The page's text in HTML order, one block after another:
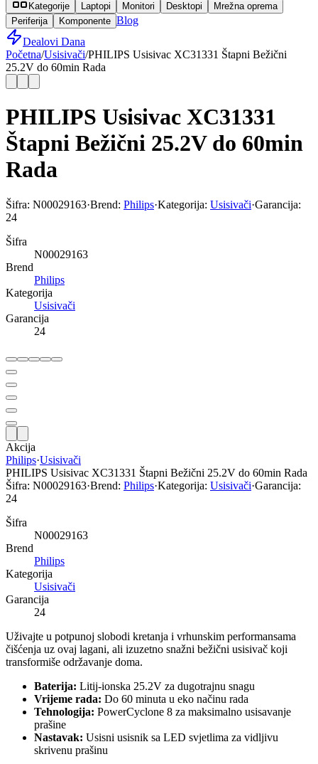
Kategorije Laptopi Monitori Desktopi
Mrežna oprema
Periferija
Komponente Blog
Dealovi Dana
Početna/Usisivači/PHILIPS Usisivac XC31331 Štapni Bežični
25.2V do 60min Rada
PHILIPS Usisivac XC31331
Štapni Bežični 25.2V do 60min
Rada
Šifra: N00029163·Brend: Philips·Kategorija: Usisivači·Garancija:
24
Šifra
N00029163
Brend
Philips
Kategorija
Usisivači
Garancija
24
Akcija
Philips·Usisivači
PHILIPS Usisivac XC31331 Štapni Bežični 25.2V do 60min Rada
Šifra: N00029163·Brend: Philips·Kategorija: Usisivači·Garancija:
24
Šifra
N00029163
Brend
Philips
Kategorija
Usisivači
Garancija
24
Uživajte u potpunoj slobodi kretanja i vrhunskim performansama
čišćenja uz ovaj lagani, ali izuzetno snažni bežični usisivač koji
transformiše održavanje doma.
Baterija: Litij-ionska 25.2V za dugotrajnu snagu
Vrijeme rada: Do 60 minuta u eko načinu rada
Tehnologija: PowerCyclone 8 za maksimalno usisavanje
prašine
Nastavak: Usisni usisnik sa LED svjetlima za vidljivu
skrivenu prašinu